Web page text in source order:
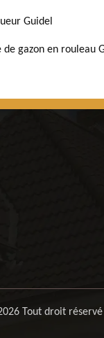
Guidel
de gazon en rouleau
Tout droit